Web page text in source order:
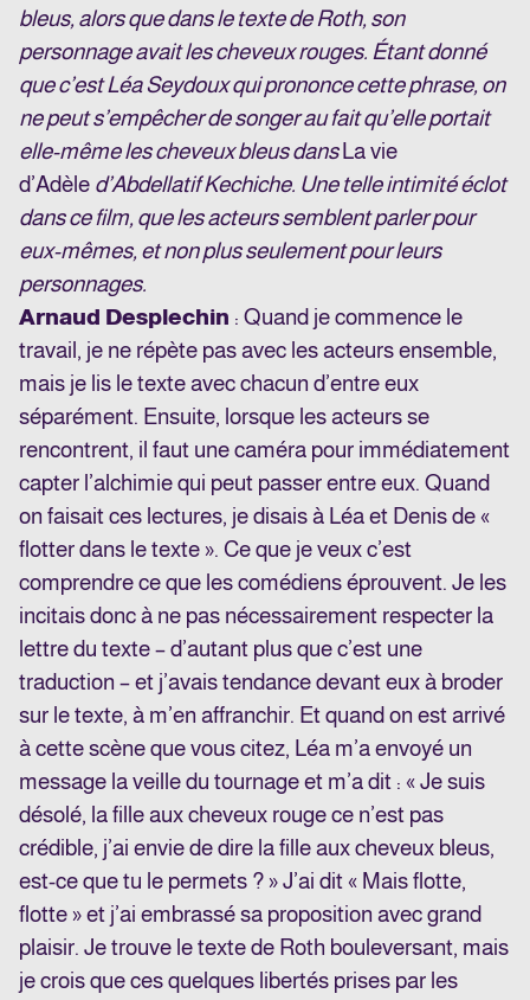
bleus, alors que dans le texte de Roth, son
personnage avait les cheveux rouges. Étant donné
que c’est Léa Seydoux qui prononce cette phrase, on
ne peut s’empêcher de songer au fait qu’elle portait
elle-même les cheveux bleus dans La vie
d’Adèle d’Abdellatif Kechiche. Une telle intimité éclot
dans ce film, que les acteurs semblent parler pour
eux-mêmes, et non plus seulement pour leurs
personnages.
Arnaud Desplechin : Quand je commence le
travail, je ne répète pas avec les acteurs ensemble,
mais je lis le texte avec chacun d’entre eux
séparément. Ensuite, lorsque les acteurs se
rencontrent, il faut une caméra pour immédiatement
capter l’alchimie qui peut passer entre eux. Quand
on faisait ces lectures, je disais à Léa et Denis de «
flotter dans le texte ». Ce que je veux c’est
comprendre ce que les comédiens éprouvent. Je les
incitais donc à ne pas nécessairement respecter la
lettre du texte – d’autant plus que c’est une
traduction – et j’avais tendance devant eux à broder
sur le texte, à m’en affranchir. Et quand on est arrivé
à cette scène que vous citez, Léa m’a envoyé un
message la veille du tournage et m’a dit : « Je suis
désolé, la fille aux cheveux rouge ce n’est pas
crédible, j’ai envie de dire la fille aux cheveux bleus,
est-ce que tu le permets ? » J’ai dit « Mais flotte,
flotte » et j’ai embrassé sa proposition avec grand
plaisir. Je trouve le texte de Roth bouleversant, mais
je crois que ces quelques libertés prises par les